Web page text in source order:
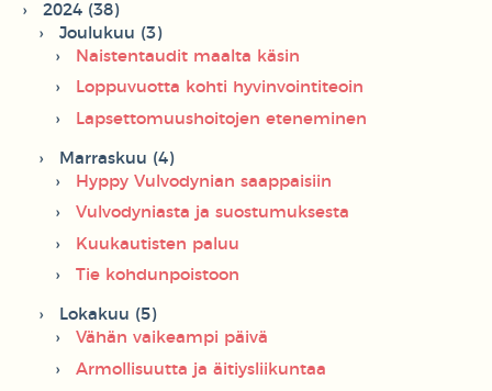
2024 (38)
Joulukuu (3)
Naistentaudit maalta käsin
Loppuvuotta kohti hyvinvointiteoin
Lapsettomuushoitojen eteneminen
Marraskuu (4)
Hyppy Vulvodynian saappaisiin
Vulvodyniasta ja suostumuksesta
Kuukautisten paluu
Tie kohdunpoistoon
Lokakuu (5)
Vähän vaikeampi päivä
Armollisuutta ja äitiysliikuntaa